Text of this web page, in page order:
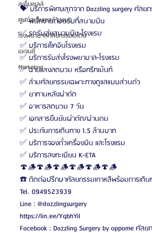
สเต็มเซลล์
ศูนย์สเต็มเซลล์ บงบง
โรงพยาบาลศัลยกรรมเอโตน
เอเจนซี่
Marketing
💝 บริการพิเศษสุดจาก Dazzling surgery ศัลย
✅ พนักงานต้อนรับที่สนามบิน
✅ รถรับส่งสนามบิน-โรงแรม
✅ บริการเช็คอินโรงแรม
✅ บริการรับส่งโรงพยาบาล-โรงแรม
✅ ฉายแสงลดบวม หรือทรีทเม้นท์
✅ ล่ามศัลยกรรมเฉพาะทางดูแลแบบส่วนตัว
✅ ยาทานหลังผ่าตัด
✅ อาหารลดบวม 7 วัน
✅ เอกสารยืนยันผ่าตัด/ผ่านตม
✅ ประกันการเดินทาง 1.5 ล้านบาท
✅ บริการจองตั๋วเครื่องบิน และโรงแรม
✅ บริการลงทะเบียน K-ETA
🍄🪵🍄🪵🍄🪵🍄🪵🍄🪵🍄🪵
☎️ ติดต่อปรึกษาศัลยกรรมเกาหลีพร้อมการเดิ
Tel. 0949523939
Line : @dazzlingsurgery
https://lin.ee/YqbhYiI
Facebook : Dazzling Surgery by oppame ศัลย